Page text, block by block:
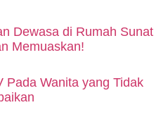
Dewasa di Rumah Sunat
Memuaskan!
Pada Wanita yang Tidak